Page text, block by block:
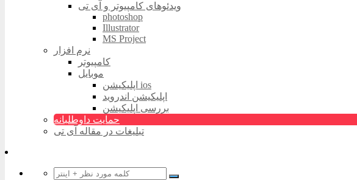
ویدئوهای کامپیوتر و آی تی
photoshop
Illustrator
MS Project
نرم افزار
کامپیوتر
موبایل
اپلیکیشن ios
اپلیکیشن اندروید
بررسی اپلیکیشن
حمایت داوطلبانه
تبلیغات در مقاله آی تی